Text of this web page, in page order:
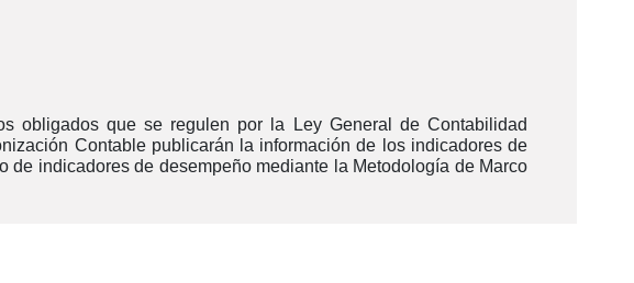
obligados que se regulen por la Ley General de Contabilidad
Contable publicarán la información de los indicadores de
indicadores de desempeño mediante la Metodología de Marco